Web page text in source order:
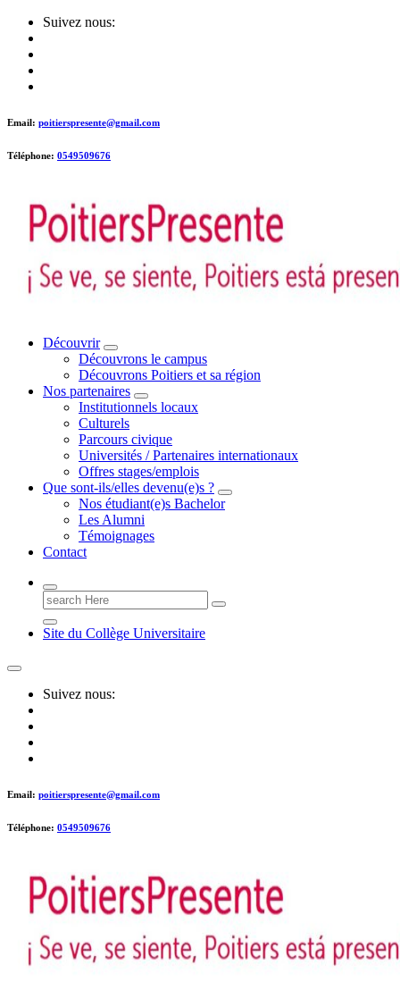
Skip
content
Suivez nous:
Email: poitierspresente@gmail.com
Téléphone: 0549509676
Poitiers presente !
Découvrir
Découvrons le campus
Découvrons Poitiers et sa région
Nos partenaires
Institutionnels locaux
Culturels
Parcours civique
Universités / Partenaires internationaux
Offres stages/emplois
Que sont-ils/elles devenu(e)s ?
Nos étudiant(e)s Bachelor
Les Alumni
Témoignages
Contact
Search
for:
Site du Collège Universitaire
Suivez nous:
Email: poitierspresente@gmail.com
Téléphone: 0549509676